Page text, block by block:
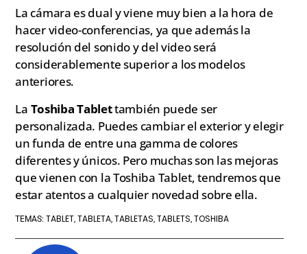
La cámara es dual y viene muy bien a la hora de
hacer video-conferencias, ya que además la
resolución del sonido y del video será
considerablemente superior a los modelos
anteriores.
La Toshiba Tablettambién puede ser
personalizada. Puedes cambiar el exterior y elegir
un funda de entre una gamma de colores
diferentes y únicos. Pero muchas son las mejoras
que vienen con la Toshiba Tablet, tendremos que
estar atentos a cualquier novedad sobre ella.
TEMAS:TABLET,TABLETA,TABLETAS,TABLETS,TOSHIBA